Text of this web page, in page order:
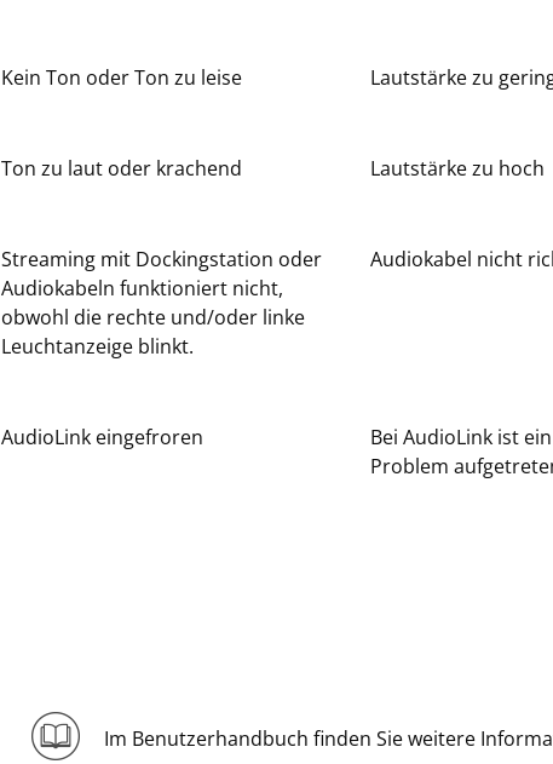
Kein Ton oder Ton zu leise Lautstärke zu
Ton zu laut oder krachend Lautstärke zu hoch
Streaming mit Dockingstation oder
Audiokabeln funktioniert nicht,
obwohl die rechte und/oder linke
Leuchtanzeige blinkt.
Audiokabel nicht
AudioLink eingefroren
Bei AudioLink ist
Problem
Im Benutzerhandbuch finden Sie weitere